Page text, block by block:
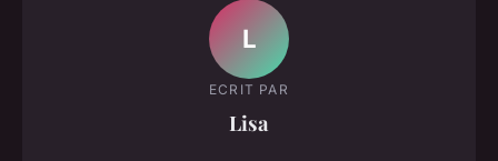
L
ECRIT PAR
Lisa